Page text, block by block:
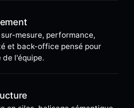
mesure, performance,
et back-office pensé pour
de l'équipe.